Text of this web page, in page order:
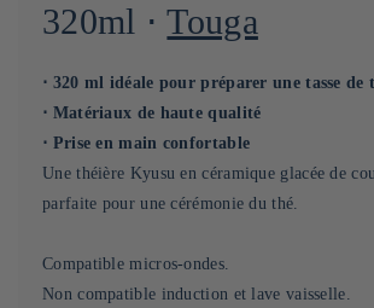
320ml ⋅Touga
⋅ 320 ml idéale pour préparer une tasse de
⋅ Matériaux de haute qualité
⋅ Prise en main confortable
Une théière Kyusu en céramique glacée de
parfaite pour une cérémonie du thé.
Compatible micros-ondes.
Non compatible induction et lave vaisselle.